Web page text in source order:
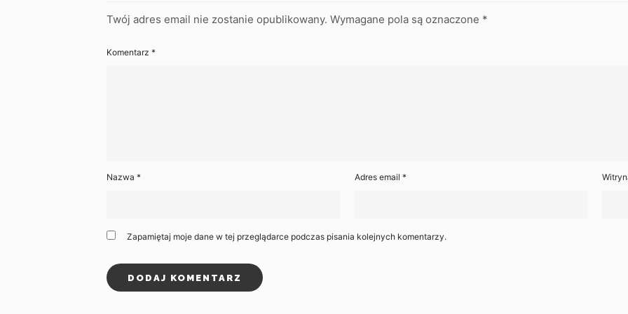
Twój adres email nie zostanie opublikowany. Wymagane pola są oznaczone *
Komentarz *
Nazwa * Adres email *
Zapamiętaj moje dane w tej przeglądarce podczas pisania kolejnych komentarzy.